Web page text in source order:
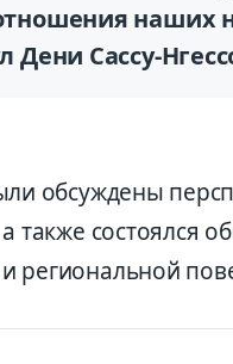
наших
Дени Сассу-
обсуждены
а также
региональной